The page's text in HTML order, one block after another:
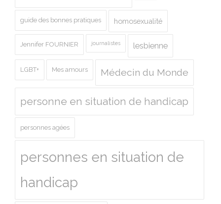
guide des bonnes pratiques homosexualité
Jennifer FOURNIER journalistes lesbienne
LGBT+ Mes amours Médecin du Monde
personne en situation de handicap
personnes agées
personnes en situation de
handicap